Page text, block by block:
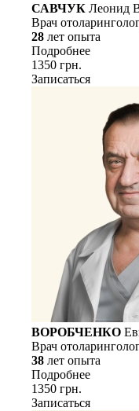
САВЧУК Леонид
Врач
28 лет опыта
Подробнее
1350 грн.
Записаться
ВОРОБЧЕНКО
Врач
38 лет опыта
Подробнее
1350 грн.
Записаться